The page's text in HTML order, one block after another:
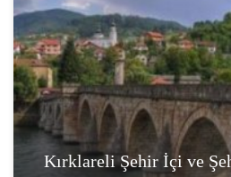
Kırklareli Şehir İçi ve